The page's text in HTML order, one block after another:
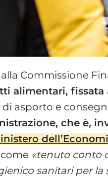
Commissione
alimentari, fissata
di asporto e
che è,
«tenuto conto
sanitari per